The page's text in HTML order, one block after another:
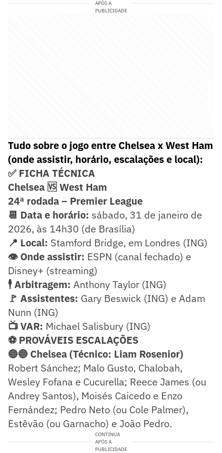
APÓS A
PUBLICIDADE
Tudo sobre o jogo entre Chelsea x West Ham
(onde assistir, horário, escalações e local):
✅ FICHA TÉCNICA
Chelsea 🆚 West Ham
24ª rodada – Premier League
📆 Data e horário: sábado, 31 de janeiro de
2026, às 14h30 (de Brasília)
📍 Local: Stamford Bridge, em Londres (ING)
👁️ Onde assistir: ESPN (canal fechado) e
Disney+ (streaming)
🕴️ Arbitragem: Anthony Taylor (ING)
🚩 Assistentes: Gary Beswick (ING) e Adam
Nunn (ING)
📺 VAR: Michael Salisbury (ING)
⚽ PROVÁVEIS ESCALAÇÕES
🔵🔵 Chelsea (Técnico: Liam Rosenior)
Robert Sánchez; Malo Gusto, Chalobah,
Wesley Fofana e Cucurella; Reece James (ou
Andrey Santos), Moisés Caicedo e Enzo
Fernández; Pedro Neto (ou Cole Palmer),
Estêvão (ou Garnacho) e João Pedro.
CONTINUA
APÓS A
PUBLICIDADE